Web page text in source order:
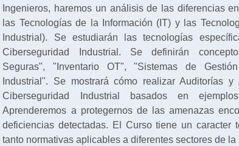
Ingenieros, haremos un análisis de las diferencias
las Tecnologías de la Información (IT) y las
Industrial). Se estudiarán las tecnologías
Ciberseguridad Industrial. Se definirán
Seguras", "Inventario OT", "Sistemas de
Industrial". Se mostrará cómo realizar Auditorías
Ciberseguridad Industrial basados en
Aprenderemos a protegernos de las amenazas
deficiencias detectadas. El Curso tiene un caracter
tanto normativas aplicables a diferentes sectores de